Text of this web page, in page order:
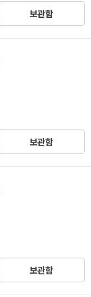
보관함
보관함
보관함